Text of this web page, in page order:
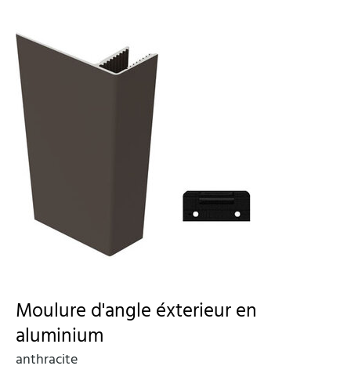
Moulure d'angle éxterieur en
aluminium
anthracite